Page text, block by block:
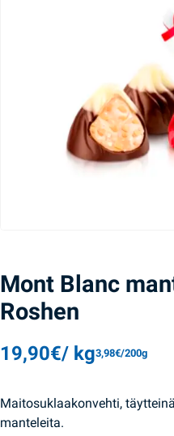
Mont Blanc
Roshen
19,90€/ kg3,98€/200g
Maitosuklaakonvehti,
manteleita.